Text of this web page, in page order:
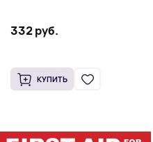
332 руб.
КУПИТЬ